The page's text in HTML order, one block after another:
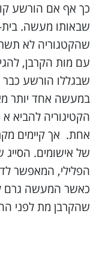
כך אף אם הורשע
שבאותו מעשה.
שהקטגוריה לא
עם מות הקרבן,
שבגללו הורשע
במעשה אחד יותר
הקטיגוריה להביא
אחת. אך קיימים
הפלילי, המאפשר
כאשר המעשה גרם
שהקרבן מת לפני